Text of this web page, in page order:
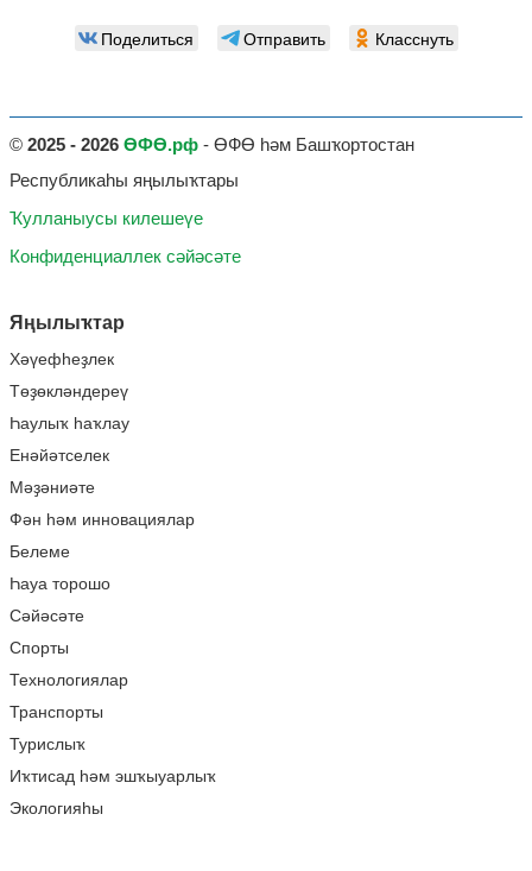
Поделиться Отправить Класснуть
© 2025 - 2026 ӨФӨ.рф - ӨФӨ һәм Башҡортостан
Республикаһы яңылыҡтары
Ҡулланыусы килешеүе
Конфиденциаллек сәйәсәте
Яңылыҡтар
Хәүефһеҙлек
Төҙөкләндереү
Һаулыҡ һаҡлау
Енәйәтселек
Мәҙәниәте
Фән һәм инновациялар
Белеме
Һауа торошо
Сәйәсәте
Спорты
Технологиялар
Транспорты
Турислыҡ
Иҡтисад һәм эшҡыуарлыҡ
Экологияһы